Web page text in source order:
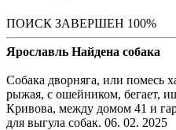
ПОИСК ЗАВЕРШЕН 100%
Ярославль Найдена собака
Собака дворняга, или помесь
рыжая, с ошейником, бегает,
Кривова, между домом 41 и
для выгула собак. 06. 02. 2025